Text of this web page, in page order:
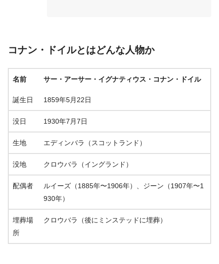
コナン・ドイルとはどんな人物か
名前 サー・アーサー・イグナティウス・コナン・ドイル
誕生日 1859年5月22日
没日 1930年7月7日
生地 エディンバラ（スコットランド）
没地 クロウバラ（イングランド）
配偶者
ルイーズ（1885年〜1906年）、ジーン（1907年〜1
930年）
埋葬場
所
クロウバラ（後にミンステッドに埋葬）